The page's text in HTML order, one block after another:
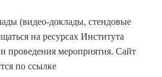
(видео-доклады, стендовые
на ресурсах Института
проведения мероприятия. Сайт
по ссылке